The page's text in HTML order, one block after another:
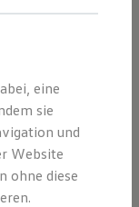
please
eine
sie
und
Website
ohne diese